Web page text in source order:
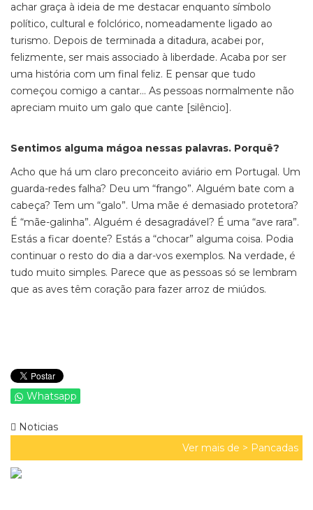
achar graça à ideia de me destacar enquanto símbolo
político, cultural e folclórico, nomeadamente ligado ao
turismo. Depois de terminada a ditadura, acabei por,
felizmente, ser mais associado à liberdade. Acaba por ser
uma história com um final feliz. E pensar que tudo
começou comigo a cantar… As pessoas normalmente não
apreciam muito um galo que cante [silêncio].
Sentimos alguma mágoa nessas palavras. Porquê?
Acho que há um claro preconceito aviário em Portugal. Um
guarda-redes falha? Deu um “frango”. Alguém bate com a
cabeça? Tem um “galo”. Uma mãe é demasiado protetora?
É “mãe-galinha”. Alguém é desagradável? É uma “ave rara”.
Estás a ficar doente? Estás a “chocar” alguma coisa. Podia
continuar o resto do dia a dar-vos exemplos. Na verdade, é
tudo muito simples. Parece que as pessoas só se lembram
que as aves têm coração para fazer arroz de miúdos.
Whatsapp
Noticias
Ver mais de > Pancadas